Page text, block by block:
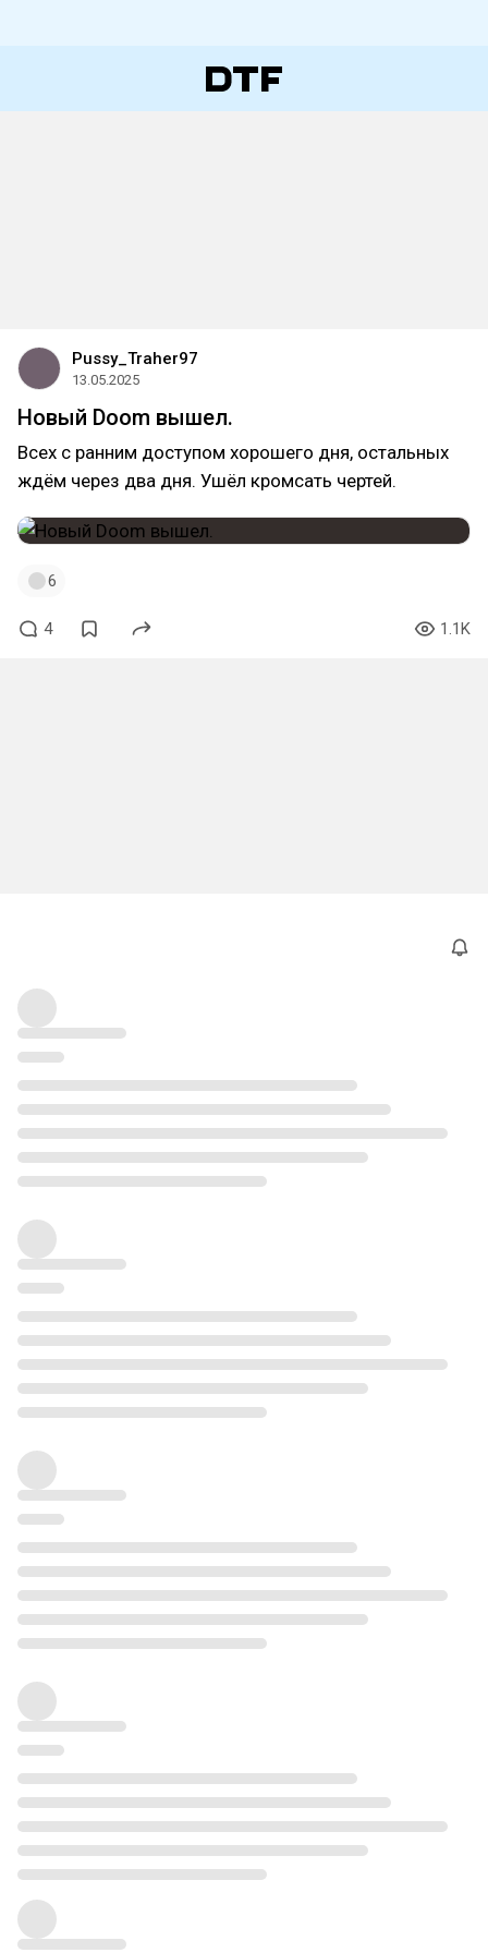
Pussy_Traher97
13.05.2025
Новый Doom вышел.
Всех с ранним доступом хорошего дня, остальных
ждём через два дня. Ушёл кромсать чертей.
6
4 1.1K